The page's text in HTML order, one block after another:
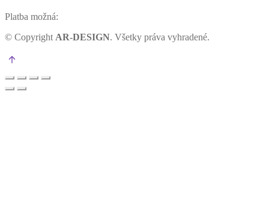
Platba možná:
© Copyright AR-DESIGN. Všetky práva vyhradené.